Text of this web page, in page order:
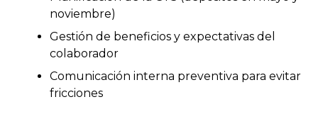
noviembre)
Gestión de beneficios y expectativas del
colaborador
Comunicación interna preventiva para evitar
fricciones